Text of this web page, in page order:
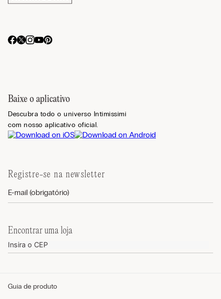
Baixe o aplicativo
Descubra todo o universo Intimissimi
com nosso aplicativo oficial.
Registre-se na newsletter
Encontrar uma loja
Guia de produto